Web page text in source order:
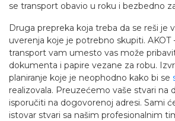
se transport obavio u roku i bezbedno
Druga prepreka koja treba da se reši je
uverenja koje je potrebno skupiti. AKOT
transport vam umesto vas može
dokumenta i papire vezane za robu.
planiranje koje je neophodno kako bi se
realizovala. Preuzećemo vaše stvari na
isporučiti na dogovorenoj adresi. Sami
istovar stvari sa našim profesionalnim